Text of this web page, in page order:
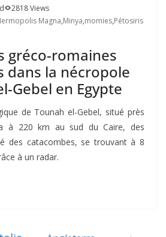
2818 Views
Magna,Minya,momies,Pétosiris
gréco-romaines
dans la nécropole
Gebel en Egypte
de Tounah el-Gebel, situé près
à 220 km au sud du Caire, des
des catacombes, se trouvant à 8
à un radar.